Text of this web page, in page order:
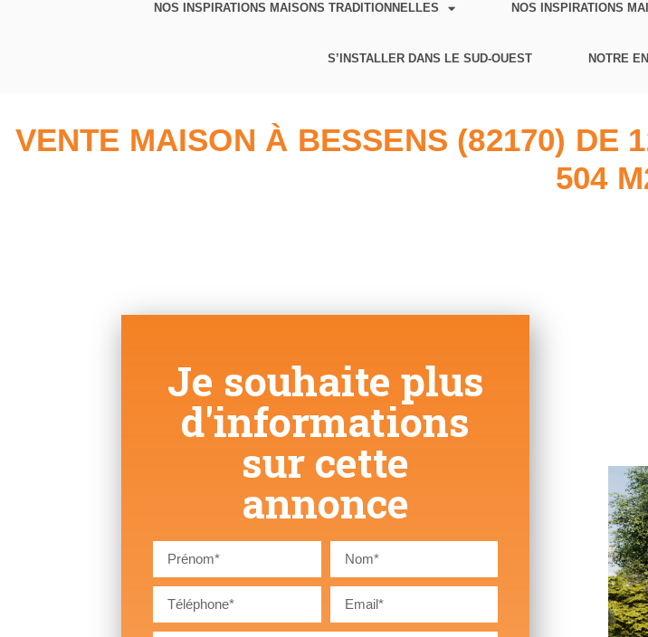
NOS INSPIRATIONS MAISONS TRADITIONNELLES NOS INSPIRATIONS
S’INSTALLER DANS LE SUD-OUEST NOTRE
VENTE MAISON À BESSENS (82170) DE
504
Je souhaite plus
d'informations
sur cette
annonce